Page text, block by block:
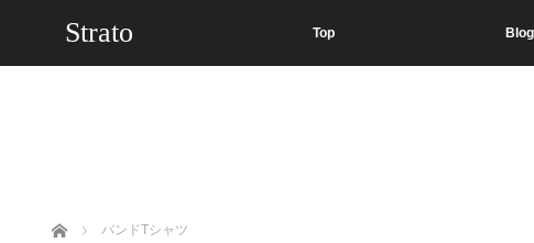
Strato Top Blog
ホーム バンドTシャツ